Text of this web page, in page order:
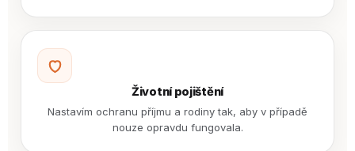
Životní pojištění
Nastavím ochranu příjmu a rodiny tak, aby v případě
nouze opravdu fungovala.